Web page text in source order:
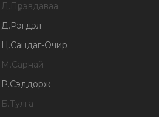
Д.Пүрэвдаваа
Д.Рэгдэл
Ц.Сандаг-Очир
М.Сарнай
Р.Сэддорж
Б.Тулга